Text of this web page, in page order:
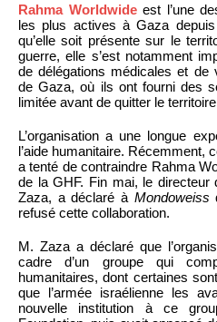
Rahma Worldwideest l’une
les plus actives à Gaza
qu’elle soit présente sur le
guerre, elle s’est notamment
de délégations médicales et de
de Gaza, où ils ont fourni des
limitée avant de quitter le
L’organisation a une longue
l’aide humanitaire. Récemment,
a tenté de contraindre Rahma
de la GHF. Fin mai, le directeur
Zaza, a déclaré à Mondoweiss
refusé cette collaboration.
M. Zaza a déclaré que
cadre d’un groupe qui
humanitaires, dont certaines
que l’armée israélienne les
nouvelle institution à ce